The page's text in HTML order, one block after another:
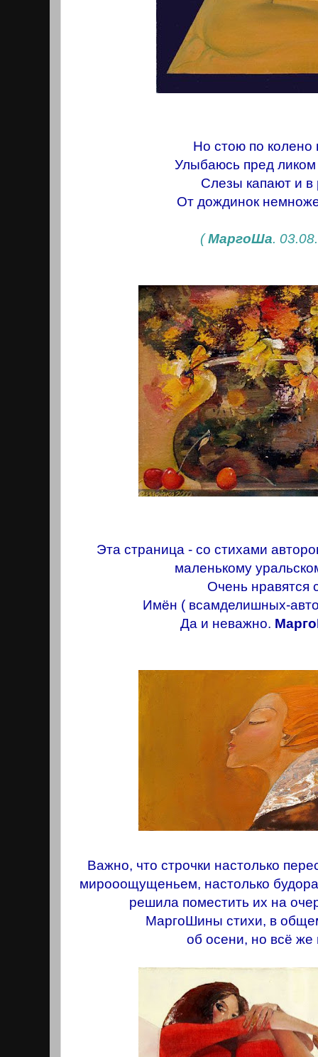
Но стою по колено
Улыбаюсь пред
Слезы капают и в
От дождинок
(МаргоШа.
Эта страница - со стихами
маленькому
Очень нравятся
Имён ( всамделишных-
Да и неважно.
Важно, что строчки настолько
мирооощущеньем, настолько
решила поместить их на
МаргоШины стихи, в
об осени, но всё же